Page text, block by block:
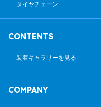
タイヤチェーン
CONTENTS
装着ギャラリーを見る
COMPANY